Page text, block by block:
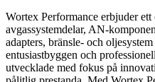
Wortex Performance erbjuder
avgassystemdelar, AN-
adapters, bränsle- och
entusiastbyggen och
utvecklade med fokus på